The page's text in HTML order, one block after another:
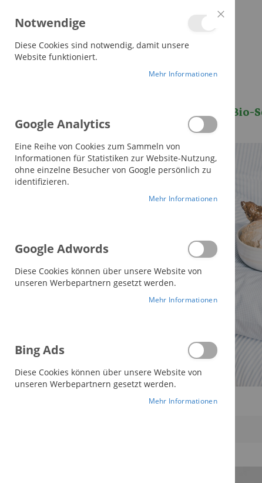
Bio-
Notwendige
Diese Cookies sind notwendig, damit unsere
Website funktioniert.
Mehr Informationen
Google Analytics
Eine Reihe von Cookies zum Sammeln von
Informationen für Statistiken zur Website-Nutzung,
ohne einzelne Besucher von Google persönlich zu
identifizieren.
Mehr Informationen
Google Adwords
Diese Cookies können über unsere Website von
unseren Werbepartnern gesetzt werden.
Mehr Informationen
Bing Ads
Diese Cookies können über unsere Website von
unseren Werbepartnern gesetzt werden.
Mehr Informationen